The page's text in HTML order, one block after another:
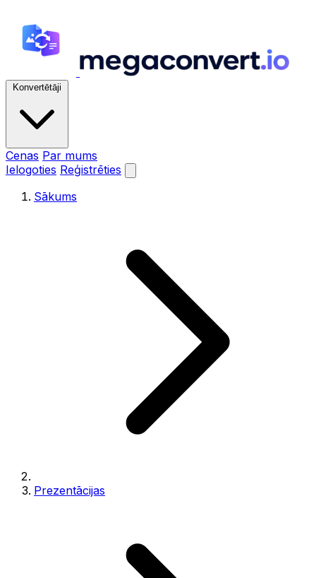
Konvertētāji
Cenas Par mums
Ielogoties Reģistrēties
Sākums
Prezentācijas